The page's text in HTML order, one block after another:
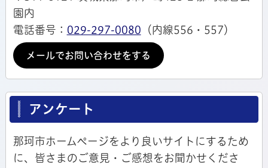
園内
電話番号： 029-297-0080 （内線556・557）
メールでお問い合わせをする
アンケート
那珂市ホームページをより良いサイトにするため
に、皆さまのご意見・ご感想をお聞かせくださ